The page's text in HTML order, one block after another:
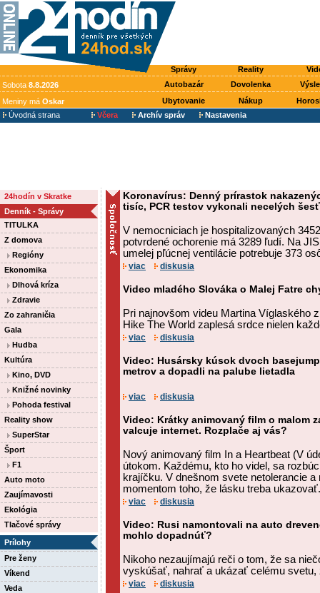
Správy Reality
Sobota 8.8.2026 Autobazár Dovolenka
Meniny má Oskar Ubytovanie Nákup
Úvodná strana
Včera Archív správ Nastavenia
24hodín v Skratke
Denník - Správy
TITULKA
Z domova
Regióny
Ekonomika
Dlhová kríza
Zdravie
Zo zahraničia
Gala
Hudba
Kultúra
Kino, DVD
Knižné novinky
Pohoda festival
Reality show
SuperStar
Šport
F1
Auto moto
Zaujímavosti
Ekológia
Tlačové správy
Prílohy
Pre ženy
Víkend
Veda
Koronavírus: Denný prírastok
tisíc, PCR testov vykonali necelých
V nemocniciach je hospitalizovaných
potvrdené ochorenie má 3289 ľudí. Na
umelej pľúcnej ventilácie potrebuje 373
viac diskusia
Video mladého Slováka o Malej Fatre
Pri najnovšom videu Martina Víglaského
Hike The World zaplesá srdce nielen
viac diskusia
Video: Husársky kúsok dvoch
metrov a dopadli na palube lietadla
viac diskusia
Video: Krátky animovaný film o malom
valcuje internet. Rozplače aj vás?
Nový animovaný film In a Heartbeat (V
útokom. Každému, kto ho videl, sa
krajíčku. V dnešnom svete netolerancie
momentom toho, že lásku treba ukazovať.
viac diskusia
Video: Rusi namontovali na auto
mohlo dopadnúť?
Nikoho nezaujímajú reči o tom, že sa
vyskúšať, nahrať a ukázať celému svetu,
viac diskusia